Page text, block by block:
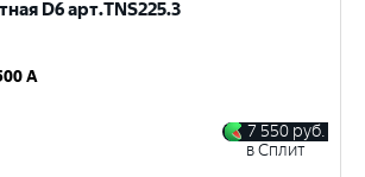
D6 арт.TNS225.3
A
7 550 руб.
в Сплит